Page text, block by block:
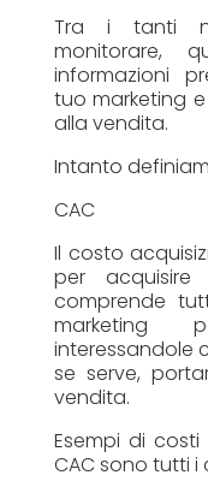
Tra i tanti
monitorare,
informazioni
tuo marketing
alla vendita.
Intanto
CAC
Il costo
per
comprende
marketing
interessandole
se serve,
vendita.
Esempi di
CAC sono tutti i